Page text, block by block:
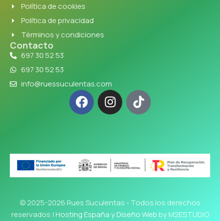
Política de cookies
Política de privacidad
Términos y condiciones
Contacto
697 30 52 53
697 30 52 53
info@ruessuculentas.com
© 2025-2026 Rues Suculentas - Todos los derechos
reservados |Hosting España y Diseño Webby M2ESTUDIO